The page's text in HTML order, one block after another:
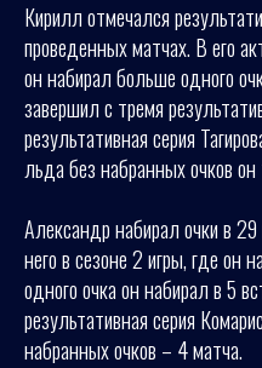
Кирилл отмечался
проведенных матчах. В его
он набирал больше одного
завершил с тремя
результативная серия
льда без набранных очков
Александр набирал очки в
него в сезоне 2 игры, где он
одного очка он набирал в 5
результативная серия
набранных очков – 4 матча.